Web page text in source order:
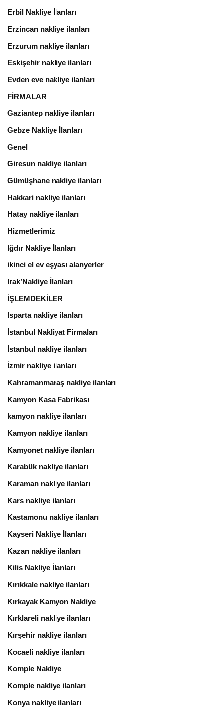
Erbil Nakliye İlanları
Erzincan nakliye ilanları
Erzurum nakliye ilanları
Eskişehir nakliye ilanları
Evden eve nakliye ilanları
FİRMALAR
Gaziantep nakliye ilanları
Gebze Nakliye İlanları
Genel
Giresun nakliye ilanları
Gümüşhane nakliye ilanları
Hakkari nakliye ilanları
Hatay nakliye ilanları
Hizmetlerimiz
Iğdır Nakliye İlanları
ikinci el ev eşyası alanyerler
Irak’Nakliye İlanları
İŞLEMDEKİLER
Isparta nakliye ilanları
İstanbul Nakliyat Firmaları
İstanbul nakliye ilanları
İzmir nakliye ilanları
Kahramanmaraş nakliye ilanları
Kamyon Kasa Fabrikası
kamyon nakliye ilanları
Kamyon nakliye ilanları
Kamyonet nakliye ilanları
Karabük nakliye ilanları
Karaman nakliye ilanları
Kars nakliye ilanları
Kastamonu nakliye ilanları
Kayseri Nakliye İlanları
Kazan nakliye ilanları
Kilis Nakliye İlanları
Kırıkkale nakliye ilanları
Kırkayak Kamyon Nakliye
Kırklareli nakliye ilanları
Kırşehir nakliye ilanları
Kocaeli nakliye ilanları
Komple Nakliye
Komple nakliye ilanları
Konya nakliye ilanları